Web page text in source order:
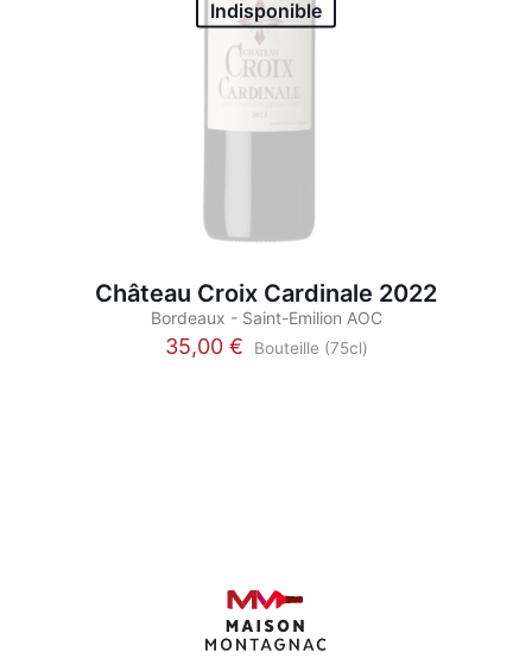
Indisponible
Château Croix Cardinale 2022
Bordeaux - Saint-Emilion AOC
35,00 €
Bouteille (75cl)
sur
la
page